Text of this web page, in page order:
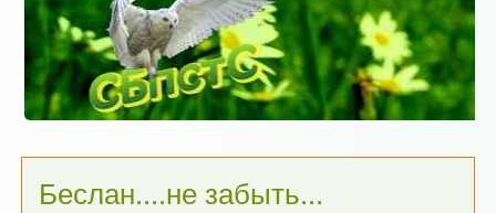
Беслан....не забыть...